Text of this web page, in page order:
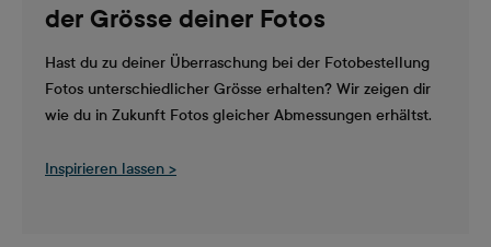
der Grösse deiner Fotos
Hast du zu deiner Überraschung bei der Fotobestellung
Fotos unterschiedlicher Grösse erhalten? Wir zeigen dir
wie du in Zukunft Fotos gleicher Abmessungen erhältst.
Inspirieren lassen >